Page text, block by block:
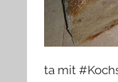
ta mit